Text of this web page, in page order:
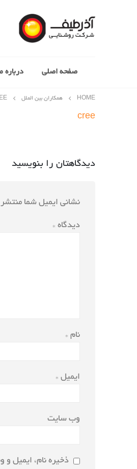
صفحه اصلی درباره
HOME همکاران بین الملل
cree
دیدگاهتان را بنویسید
نشانی ایمیل شما
دیدگاه *
نام *
ایمیل *
وب‌ سایت
ذخیره نام، ایمیل